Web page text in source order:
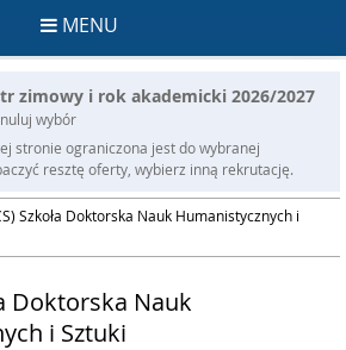
MENU
zimowy i rok akademicki 2026/2027
wybór
stronie ograniczona jest do wybranej
resztę oferty, wybierz inną rekrutację.
Szkoła Doktorska Nauk Humanistycznych i
Doktorska Nauk
i Sztuki